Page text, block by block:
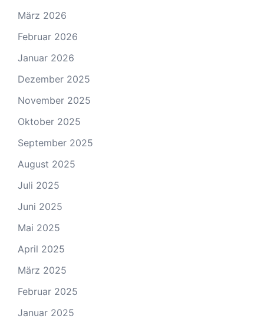
März 2026
Februar 2026
Januar 2026
Dezember 2025
November 2025
Oktober 2025
September 2025
August 2025
Juli 2025
Juni 2025
Mai 2025
April 2025
März 2025
Februar 2025
Januar 2025